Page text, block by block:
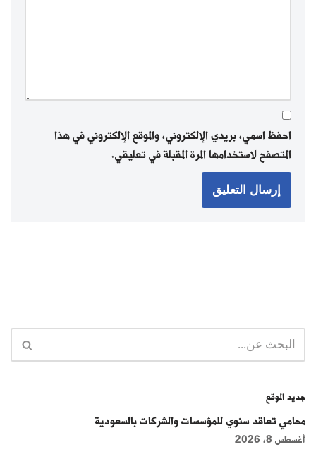
احفظ اسمي، بريدي الإلكتروني، والموقع الإلكتروني في هذا
المتصفح لاستخدامها المرة المقبلة في تعليقي.
جديد الموقع
محامي تعاقد سنوي للمؤسسات والشركات بالسعودية
أغسطس 8, 2026